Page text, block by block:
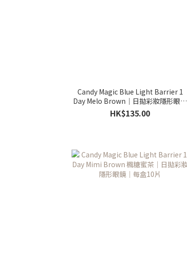
Candy Magic Blue Light Barrier 1
Day Melo Brown｜日拋彩妝隱形眼鏡
｜每盒10片
HK$135.00